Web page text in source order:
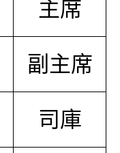
主席
副主席
司庫